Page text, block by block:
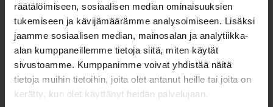
räätälöimiseen, sosiaalisen median ominaisuuksien
tukemiseen ja kävijämäärämme analysoimiseen. Lisäksi
jaamme sosiaalisen median, mainosalan ja analytiikka-
alan kumppaneillemme tietoja siitä, miten käytät
sivustoamme. Kumppanimme voivat yhdistää näitä
tietoja muihin tietoihin, joita olet antanut heille tai joita on
kerätty, kun olet käyttänyt heidän palvelujaan.
Jätä yhteystietosi, niin otan yhteyttä
Pirjo Smått
+358500418271